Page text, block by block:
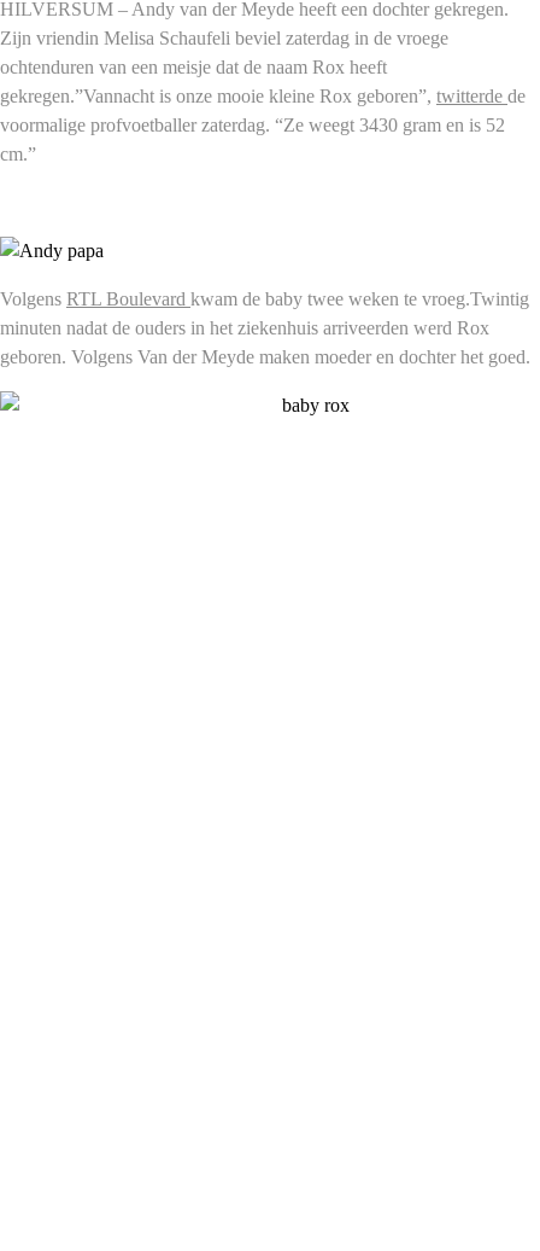
HILVERSUM – Andy van der Meyde heeft een dochter gekregen.
Zijn vriendin Melisa Schaufeli beviel zaterdag in de vroege
ochtenduren van een meisje dat de naam Rox heeft
gekregen.”Vannacht is onze mooie kleine Rox geboren”, twitterde de
voormalige profvoetballer zaterdag. “Ze weegt 3430 gram en is 52
cm.”
Volgens RTL Boulevard kwam de baby twee weken te vroeg.Twintig
minuten nadat de ouders in het ziekenhuis arriveerden werd Rox
geboren. Volgens Van der Meyde maken moeder en dochter het goed.